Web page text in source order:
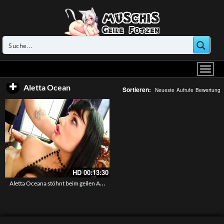
Aletta Ocean Sortieren: Neueste Aufrufe Bewertung
HD00:13:30
Aletta Oceana stöhnt beim geilen Arschfick